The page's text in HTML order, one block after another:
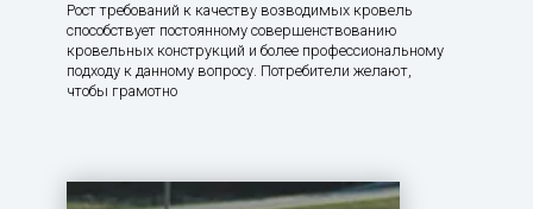
Рост требований к качеству возводимых кровель
способствует постоянному совершенствованию
кровельных конструкций и более профессиональному
подходу к данному вопросу. Потребители желают,
чтобы грамотно